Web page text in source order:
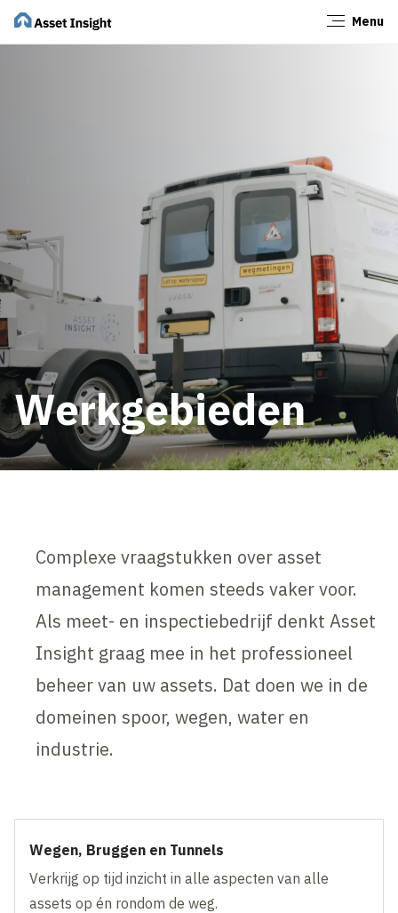
Menu
Werkgebieden
Complexe vraagstukken over asset
management komen steeds vaker voor.
Als meet- en inspectiebedrijf denkt Asset
Insight graag mee in het professioneel
beheer van uw assets. Dat doen we in de
domeinen spoor, wegen, water en
industrie.
Wegen, Bruggen en Tunnels
Verkrijg op tijd inzicht in alle aspecten van alle
assets op én rondom de weg.
Sluiten